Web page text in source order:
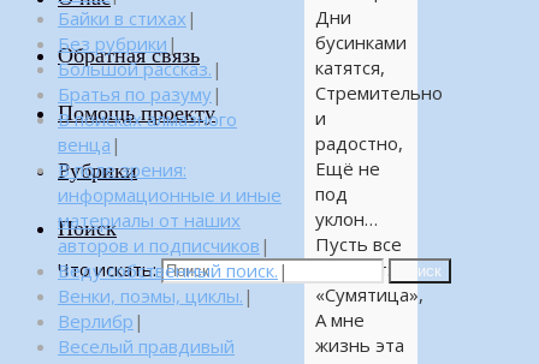
Обратная связь
Помощь проекту
Рубрики
Поиск
Что искать: Поиск
Дни
бусинками
катятся,
Стремительно
и
радостно,
Ещё не
под
уклон…
Пусть все
твердят:
«Сумятица»,
А мне
жизнь эта
Байки в стихах |
Без рубрики |
Большой рассказ. |
Братья по разуму|
В поисках алмазного
венца |
В поле зрения:
информационные и иные
материалы от наших
авторов и подписчиков |
Веду собственный поиск. |
Венки, поэмы, циклы. |
Верлибр |
Веселый правдивый